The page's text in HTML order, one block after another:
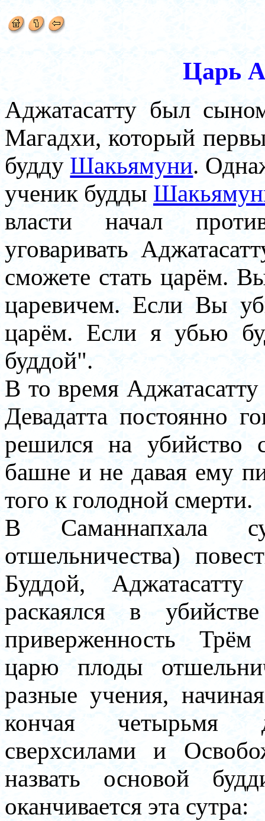
Царь
Аджатасатту был
Магадхи, который
будду Шакьямуни.
ученик будды
власти начал
уговаривать
сможете стать царём.
царевичем. Если Вы
царём. Если я убью
буддой".
В то время Аджатасатту
Девадатта постоянно
решился на убийство
башне и не давая ему
того к голодной смерти.
В Саманнапхала
отшельничества)
Буддой,
раскаялся в
приверженность
царю плоды
разные учения,
кончая четырьмя
сверхсилами и
назвать основой
оканчивается эта сутра: